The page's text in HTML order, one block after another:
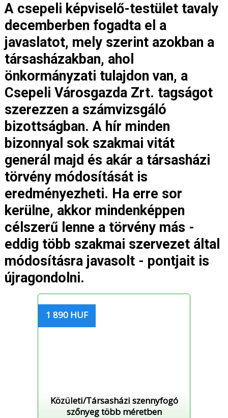
A csepeli képviselő-testület tavaly
decemberben fogadta el a
javaslatot, mely szerint azokban a
társasházakban, ahol
önkormányzati tulajdon van, a
Csepeli Városgazda Zrt. tagságot
szerezzen a számvizsgáló
bizottságban. A hír minden
bizonnyal sok szakmai vitát
generál majd és akár a társasházi
törvény módosítását is
eredményezheti. Ha erre sor
kerülne, akkor mindenképpen
célszerű lenne a törvény más -
eddig több szakmai szervezet által
módosításra javasolt - pontjait is
újragondolni.
1 890 HUF
Közületi/Társasházi szennyfogó
szőnyeg több méretben